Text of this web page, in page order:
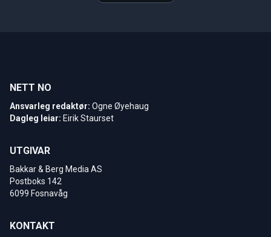
NETT NO
Ansvarleg redaktør: Ogne Øyehaug
Dagleg leiar: Eirik Staurset
UTGIVAR
Bakkar & Berg Media AS
Postboks 142
6099 Fosnavåg
KONTAKT